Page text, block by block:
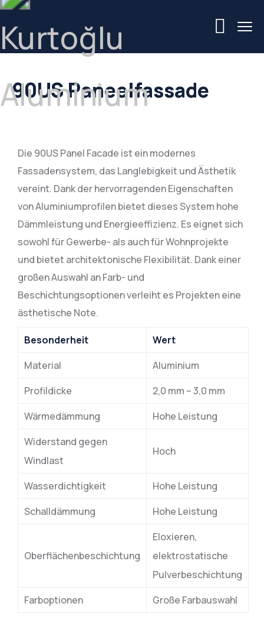
90US Paneelfassade
Die 90US Panel Facade ist ein modernes
Fassadensystem, das Langlebigkeit und Ästhetik
vereint. Dank der hervorragenden Eigenschaften
von Aluminiumprofilen bietet dieses System hohe
Dämmleistung und Energieeffizienz. Es eignet sich
sowohl für Gewerbe- als auch für Wohnprojekte
und bietet architektonische Flexibilität. Dank einer
großen Auswahl an Farb- und
Beschichtungsoptionen verleiht es Projekten eine
ästhetische Note.
Besonderheit
Wert
Material
Aluminium
Profildicke
2,0 mm – 3,0 mm
Wärmedämmung
Hohe Leistung
Widerstand gegen
Windlast
Hoch
Wasserdichtigkeit
Hohe Leistung
Schalldämmung
Hohe Leistung
Oberflächenbeschichtung
Eloxieren,
elektrostatische
Pulverbeschichtung
Farboptionen
Große Farbauswahl